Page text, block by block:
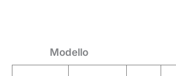
Modello